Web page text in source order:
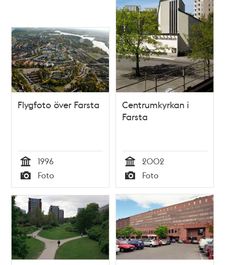
Flygfoto över Farsta
Tid
1996
Typ
Foto
Centrumkyrkan i
Farsta
Tid
2002
Typ
Foto